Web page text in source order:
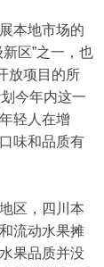
本地市场的
区”之一，也
放项目的所
今年内这一
轻人在增
味和品质有
区，四川本
流动水果摊
果品质并没